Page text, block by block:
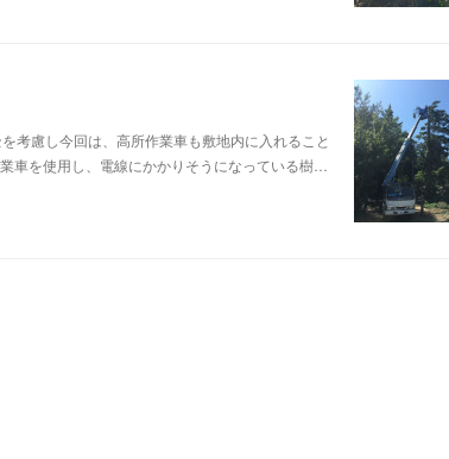
考慮し今回は、高所作業車も敷地内に入れること
車を使用し、電線にかかりそうになっている樹…